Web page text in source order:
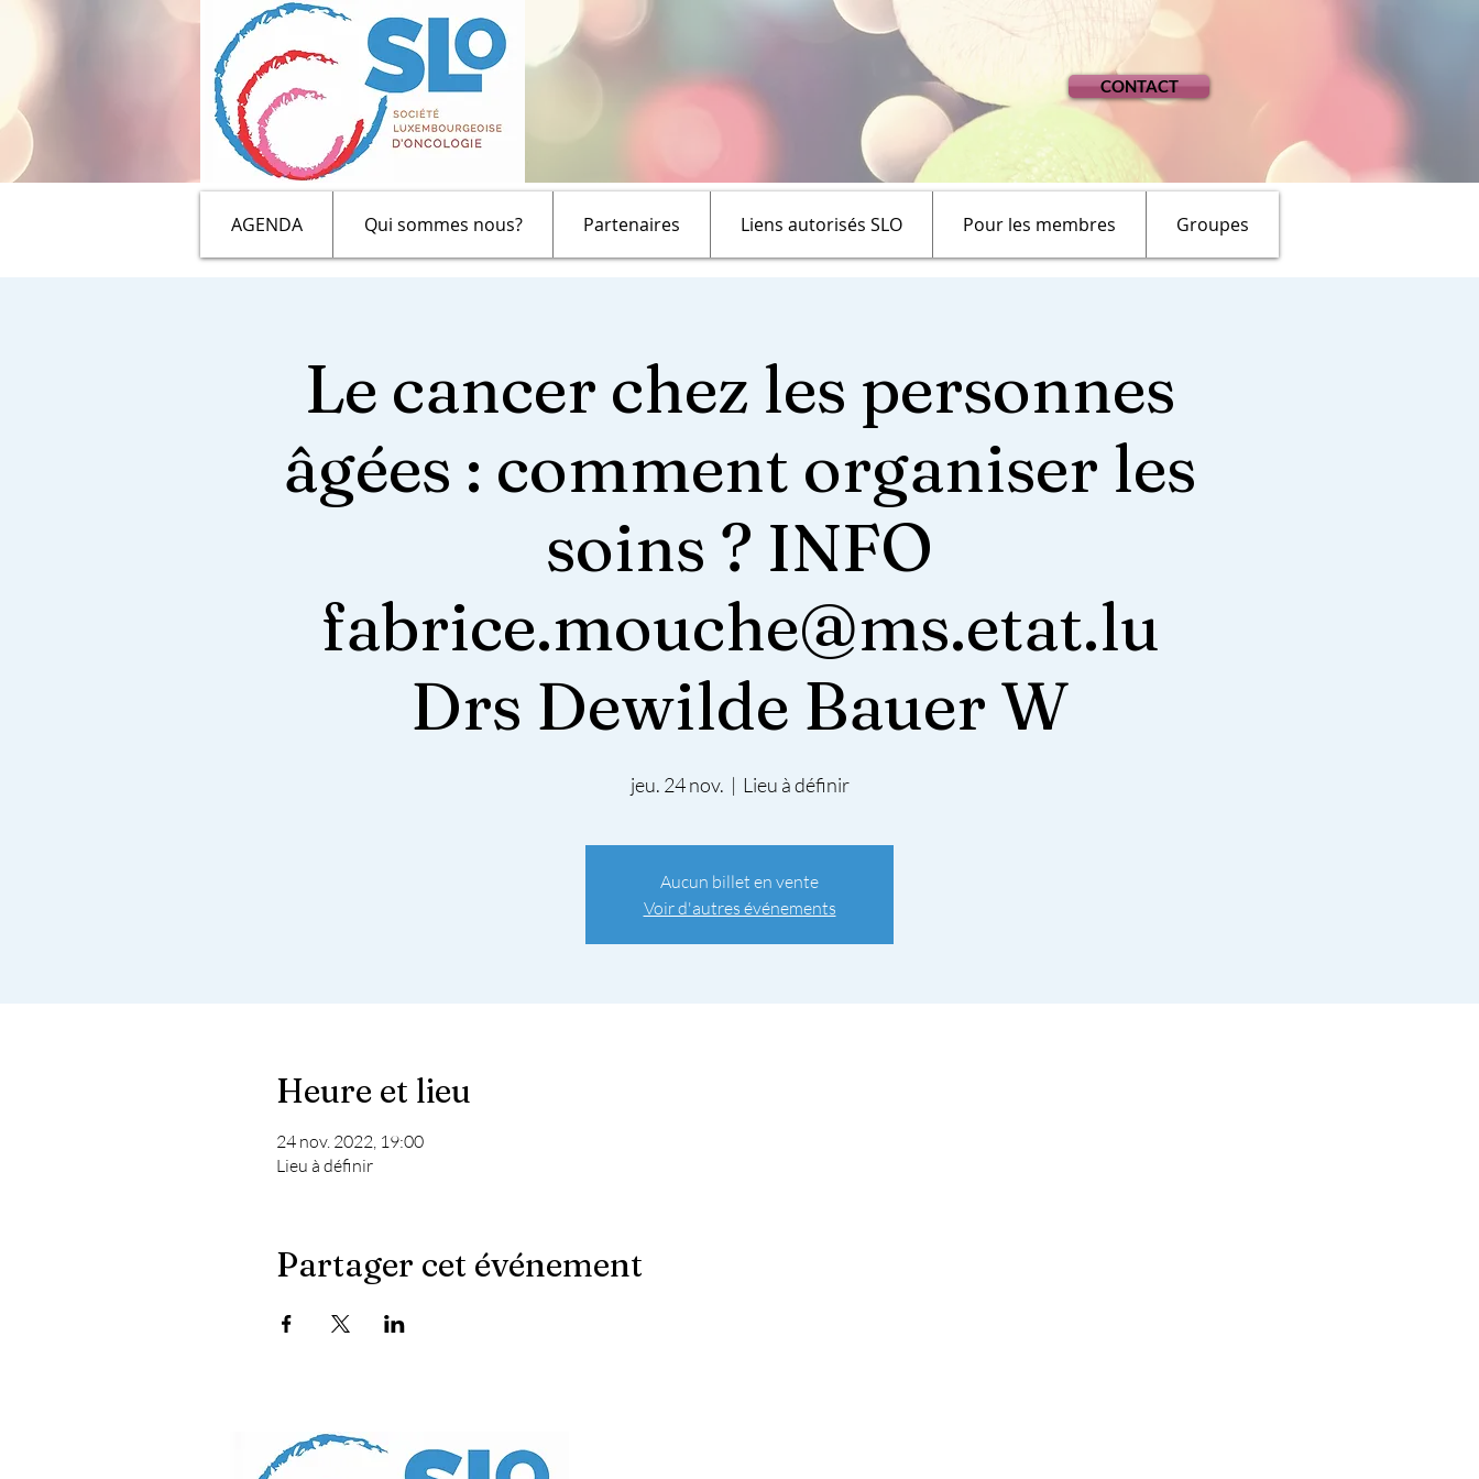
CONTACT
AGENDA Qui sommes nous? Partenaires Liens autorisés SLO Pour les membres Groupes
Le cancer chez les personnes
âgées : comment organiser les
soins ? INFO
fabrice.mouche@ms.etat.lu
Drs Dewilde Bauer W
jeu. 24 nov.
  |
Lieu à définir
Aucun billet en vente
Voir d'autres événements
Heure et lieu
24 nov. 2022, 19:00
Lieu à définir
Partager cet événement